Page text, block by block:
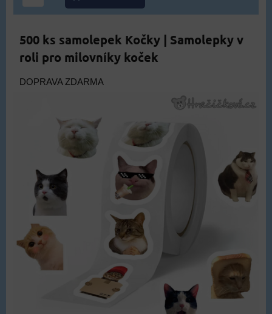
500 ks samolepek Kočky | Samolepky v
roli pro milovníky koček
DOPRAVA ZDARMA